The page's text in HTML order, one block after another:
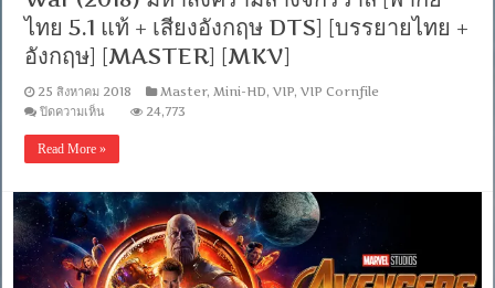
ไทย 5.1 แท้ + เสียงอังกฤษ DTS] [บรรยายไทย +
อังกฤษ] [MASTER] [MKV]
25 สิงหาคม 2018 Master, Mini-HD,VIP,VIP Cornfile
ปิดความเห็น
1080P]
Infinity
War
(2018)
มหา
สงคราม
ล้าง
24,773
Read More »